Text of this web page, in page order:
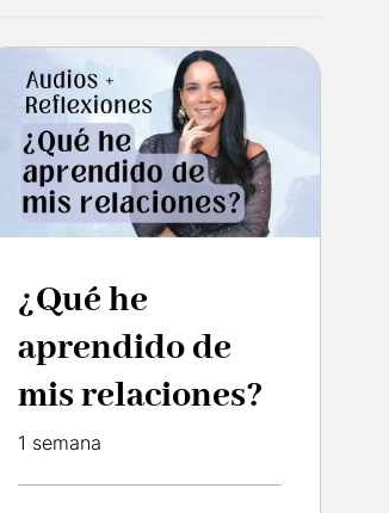
¿Qué he
aprendido de
mis relaciones?
1 semana